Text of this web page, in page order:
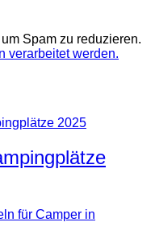
Spam zu reduzieren.
verarbeitet werden.